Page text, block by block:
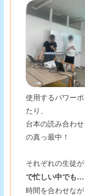
使用するパワー
たり、
台本の読み合わ
の真っ最中！
それぞれの生徒
で忙しい中でも…
時間を合わせな